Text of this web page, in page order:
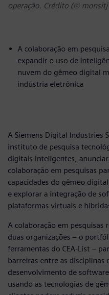
operação. Crédito (© monsitj
A colaboração em
expandir o uso de
nuvem do gêmeo digital
indústria eletrônica
A Siemens Digital Industries
instituto de pesquisa
digitais inteligentes,
colaboração em pesquisas
capacidades do gêmeo
e explorar a integração de
plataformas virtuais e
A colaboração em pesquisas
duas organizações – o
ferramentas do CEA-List –
barreiras entre as disciplinas
desenvolvimento de
usando as tecnologias de